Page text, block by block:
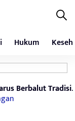
Hukum
Berbalut Tradisi.